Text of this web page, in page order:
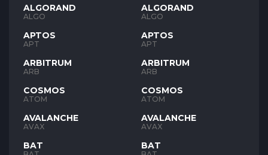
ALGORAND
ALGO
APTOS
APT
ARBITRUM
ARB
COSMOS
ATOM
AVALANCHE
AVAX
BAT
ALGORAND
ALGO
APTOS
APT
ARBITRUM
ARB
COSMOS
ATOM
AVALANCHE
AVAX
BAT